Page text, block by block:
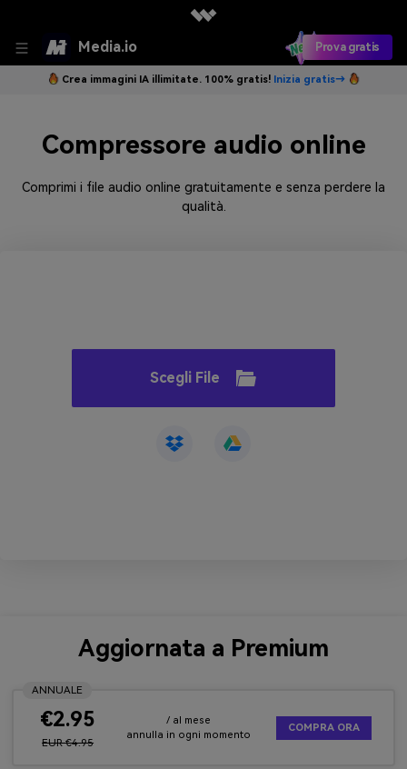
Media.io Prova gratis
Crea immagini IA illimitate. 100% gratis! Inizia gratis→
Compressore audio online
Comprimi i file audio online gratuitamente e senza perdere la
qualità.
Scegli File
Aggiornata a Premium
ANNUALE
€2.95
EUR €4.95
/ al mese
annulla in ogni momento
COMPRA ORA